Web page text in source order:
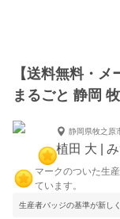
【送料無料・
まるごと 静岡
静岡県牧之原
植田 大 |
マークのついた生
ています。
生産者バッジの基準が新し